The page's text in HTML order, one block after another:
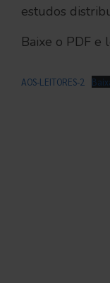
estudos
Baixe o PDF e
AOS-LEITORES-2